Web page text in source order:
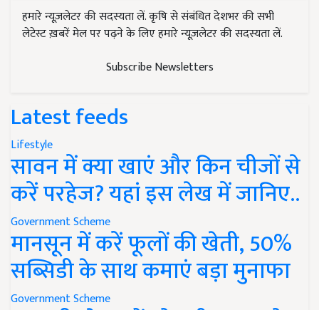
हमारे न्यूज़लेटर की सदस्यता लें. कृषि से संबंधित देशभर की सभी
लेटेस्ट ख़बरें मेल पर पढ़ने के लिए हमारे न्यूज़लेटर की सदस्यता लें.
Subscribe Newsletters
Latest feeds
Lifestyle
सावन में क्या खाएं और किन चीजों से
करें परहेज? यहां इस लेख में जानिए..
Government Scheme
मानसून में करें फूलों की खेती, 50%
सब्सिडी के साथ कमाएं बड़ा मुनाफा
Government Scheme